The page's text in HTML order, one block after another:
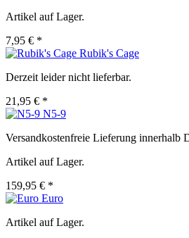
Artikel auf Lager.
7,95 € *
Rubik's Cage
Derzeit leider nicht lieferbar.
21,95 € *
N5-9
Versandkostenfreie Lieferung innerhalb
Artikel auf Lager.
159,95 € *
Euro
Artikel auf Lager.